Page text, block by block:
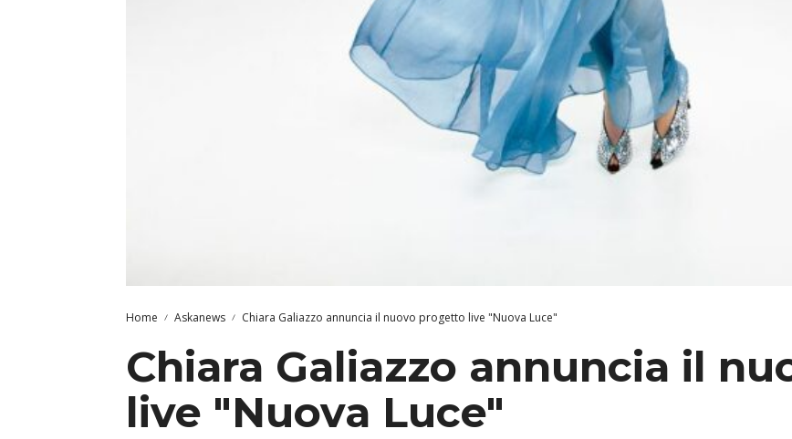
Home Askanews Chiara Galiazzo annuncia il nuovo progetto live "Nuova Luce"
Chiara Galiazzo annuncia il
live "Nuova Luce"